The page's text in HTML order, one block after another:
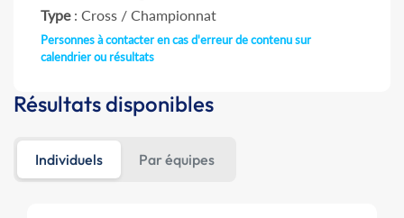
Type: Cross / Championnat
Personnes à contacter en cas d'erreur de contenu sur
calendrier ou résultats
Résultats disponibles
Individuels Par équipes